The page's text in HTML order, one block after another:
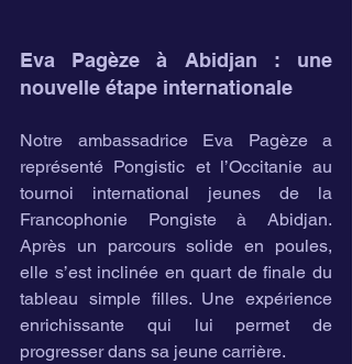
Eva Pagèze à Abidjan : une
nouvelle étape internationale
Notre ambassadrice Eva Pagèze a
représenté Pongistic et l’Occitanie au
tournoi international jeunes de la
Francophonie Pongiste à Abidjan.
Après un parcours solide en poules,
elle s’est inclinée en quart de finale du
tableau simple filles. Une expérience
enrichissante qui lui permet de
progresser dans sa jeune carrière.